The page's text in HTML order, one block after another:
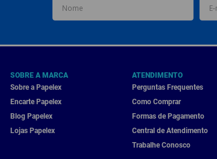
SOBRE A MARCA
Sobre a Papelex
Encarte Papelex
Blog Papelex
Lojas Papelex
ATENDIMENTO
Perguntas Frequentes
Como Comprar
Formas de Pagamento
Central de Atendimento
Trabalhe Conosco